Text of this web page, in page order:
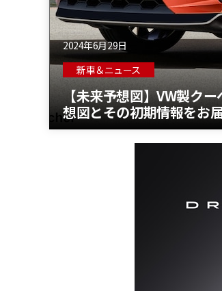
2024年6月29日
新車＆ニュース
【未来予想図】VW製ク
想図とその初期情報をお